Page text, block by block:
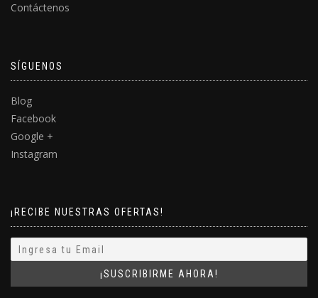
Contáctenos
SÍGUENOS
Blog
Facebook
Google +
Instagram
¡RECIBE NUESTRAS OFERTAS!